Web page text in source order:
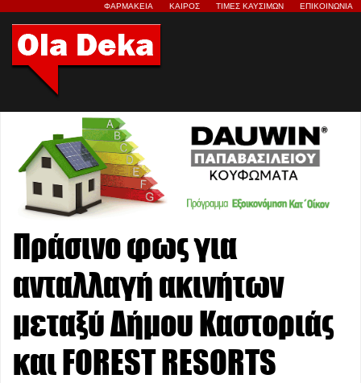
ΦΑΡΜΑΚΕΙΑ ΚΑΙΡΟΣ ΤΙΜΕΣ ΚΑΥΣΙΜΩΝ ΕΠΙΚΟΙΝΩΝΙΑ
Πράσινο φως για
ανταλλαγή ακινήτων
μεταξύ Δήμου Καστοριάς
και FOREST RESORTS